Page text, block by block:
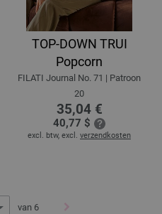
TOP-DOWN TRUI
Popcorn
FILATI Journal No. 71 | Patroon
20
35,04 €
40,77 $
excl. btw, excl. verzendkosten
van 6